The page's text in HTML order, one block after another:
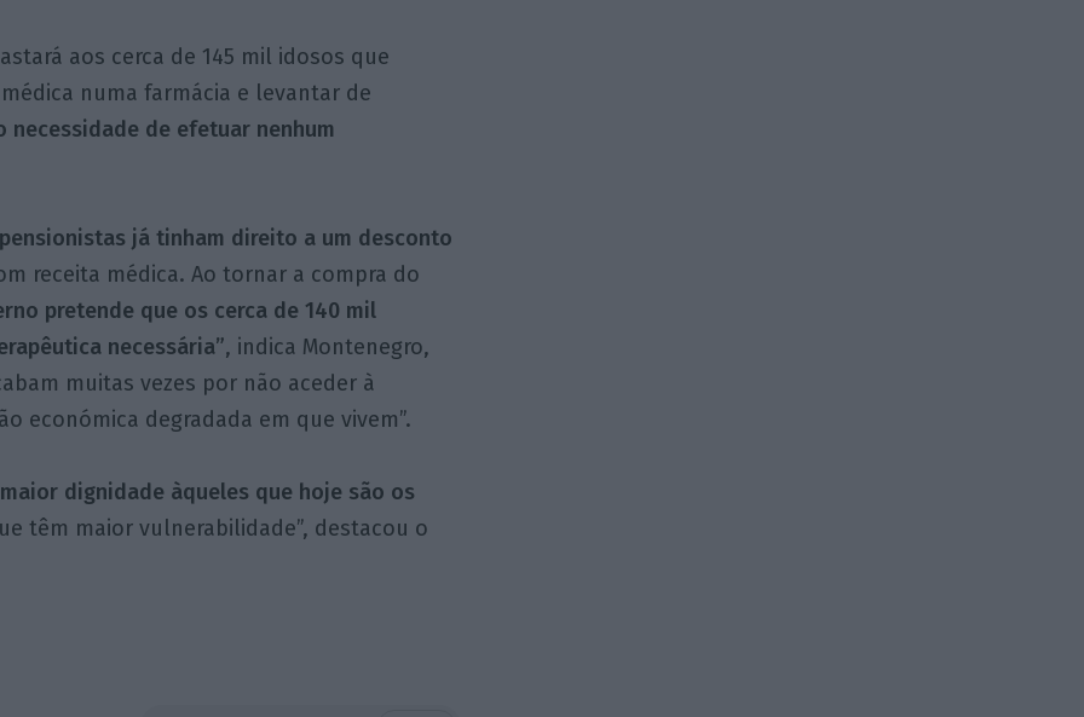
aos cerca de 145 mil idosos que
numa farmácia e levantar de
necessidade de efetuar nenhum
já tinham direito a um desconto
receita médica. Ao tornar a compra do
pretende que os cerca de 140 mil
necessária”, indica Montenegro,
muitas vezes por não aceder à
económica degradada em que vivem”.
dignidade àqueles que hoje são os
têm maior vulnerabilidade”, destacou o